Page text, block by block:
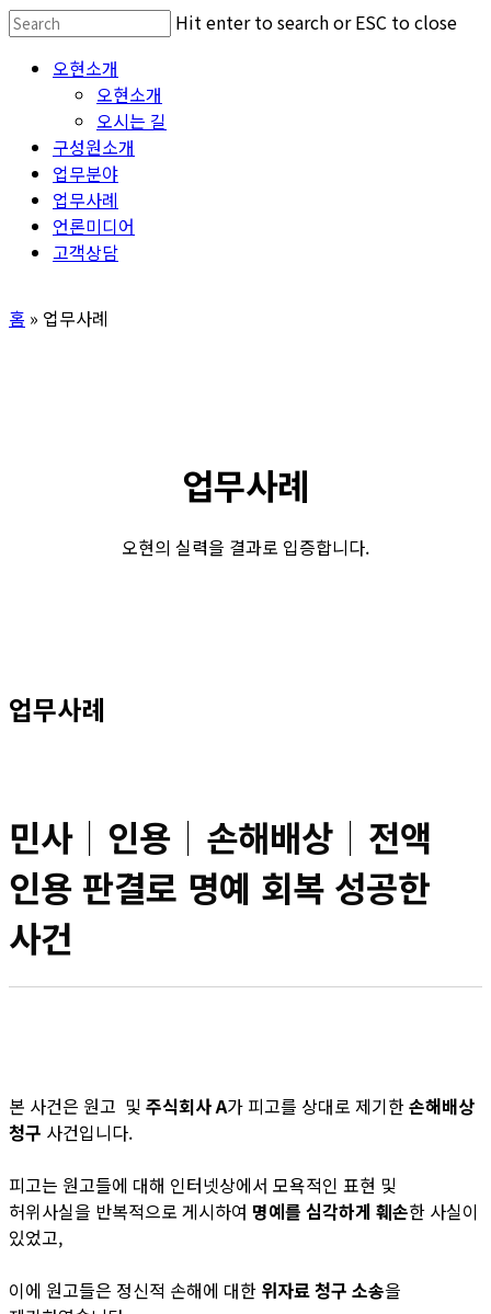
Skip
main
Hit enter to search or ESC to close
Search
Menu 오현소개
오현소개
오시는 길
구성원소개
업무분야
업무사례
언론미디어
고객상담
홈 » 업무사례
업무사례
오현의 실력을 결과로 입증합니다.
업무사례
민사│인용│손해배상│전액
인용 판결로 명예 회복 성공한
사건
본 사건은 원고 및 주식회사 A가 피고를 상대로 제기한손해배상
청구 사건입니다.
피고는 원고들에 대해 인터넷상에서 모욕적인 표현 및
허위사실을 반복적으로 게시하여 명예를 심각하게 훼손한 사실이
있었고,
이에 원고들은 정신적 손해에 대한 위자료 청구 소송을